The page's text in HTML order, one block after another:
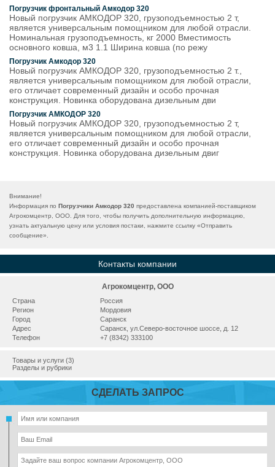
Погрузчик фронтальный Амкодор 320
Новый погрузчик АМКОДОР 320, грузоподъемностью 2 т,
является универсальным помощником для любой отрасли.
Номинальная грузоподъемность, кг 2000 Вместимость
основного ковша, м3 1.1 Ширина ковша (по режу
Погрузчик Амкодор 320
Новый погрузчик АМКОДОР 320, грузоподъемностью 2 т.,
является универсальным помощником для любой отрасли,
его отличает современный дизайн и особо прочная
конструкция. Новинка оборудована дизельным дви
Погрузчик АМКОДОР 320
Новый погрузчик АМКОДОР 320, грузоподъемностью 2 т,
является универсальным помощником для любой отрасли,
его отличает современный дизайн и особо прочная
конструкция. Новинка оборудована дизельным двиг
Внимание!
Информация по Погрузчики Амкодор 320 предоставлена компанией-поставщиком
Агрокомцентр, ООО. Для того, чтобы получить дополнительную информацию,
узнать актуальную цену или условия постаки, нажмите ссылку «Отправить
сообщение».
Контакты компании
Агрокомцентр, ООО
Страна
Россия
Регион
Мордовия
Город
Саранск
Адрес
Саранск, ул.Северо-восточное шоссе, д. 12
Телефон
+7 (8342) 333100
Товары и услуги (3)
Разделы и рубрики
СДЕЛАТЬ ЗАПРОС